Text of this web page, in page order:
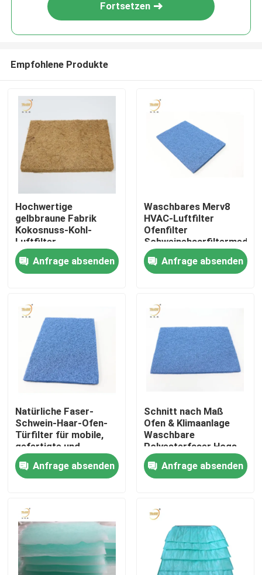
Haus
Produkte
Videos
Über uns
Fabrik-Ausflug
Qualitätskontrolle
Fordern Sie ein Zitat
Vor Luftfilter
FFU-Einheit
Fortsetzen
Empfohlene Produkte
Hochwertige
gelbbraune Fabrik
Kokosnuss-Kohl-
Luftfilter
Naturprodukt für
Farbe Booth
Sprühkabinen
Anfrage absenden
Waschbares Merv8
HVAC-Luftfilter
Ofenfilter
Schweinehaarfiltermedien
Anfrage absenden
Natürliche Faser-
Schwein-Haar-Ofen-
Türfilter für mobile,
gefertigte und
modulare Häuser, Blau
Anfrage absenden
Schnitt nach Maß
Ofen & Klimaanlage
Waschbare
Polyesterfaser Hogs
Haarfiltermedien
Anfrage absenden